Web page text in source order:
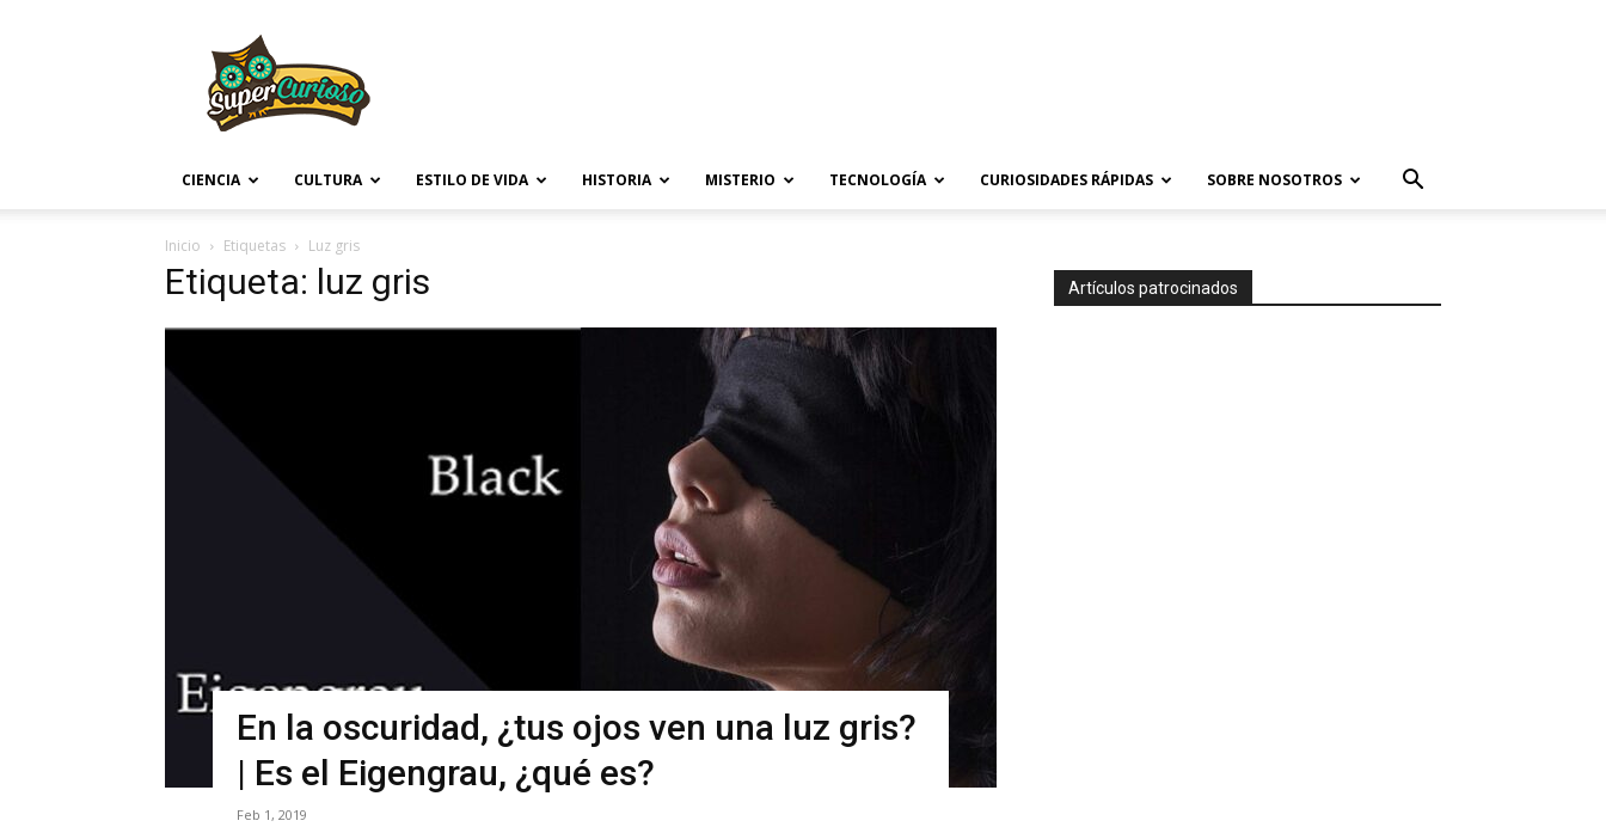
CIENCIA CULTURA ESTILO DE VIDA HISTORIA MISTERIO TECNOLOGÍA CURIOSIDADES RÁPIDAS SOBRE NOSOTROS
Inicio Etiquetas Luz gris
Etiqueta: luz gris
En la oscuridad, ¿tus ojos ven una luz gris?
| Es el Eigengrau, ¿qué es?
Feb 1, 2019
Artículos patrocinados